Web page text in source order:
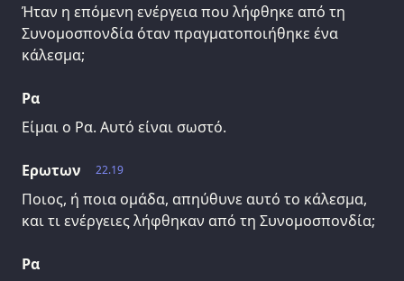
Ήταν η επόμενη ενέργεια που λήφθηκε από τη
Συνομοσπονδία όταν πραγματοποιήθηκε ένα
κάλεσμα;
Ρα
Είμαι ο Ρα. Αυτό είναι σωστό.
22.19
Ερωτων
Ποιος, ή ποια ομάδα, απηύθυνε αυτό το κάλεσμα,
και τι ενέργειες λήφθηκαν από τη Συνομοσπονδία;
Ρα